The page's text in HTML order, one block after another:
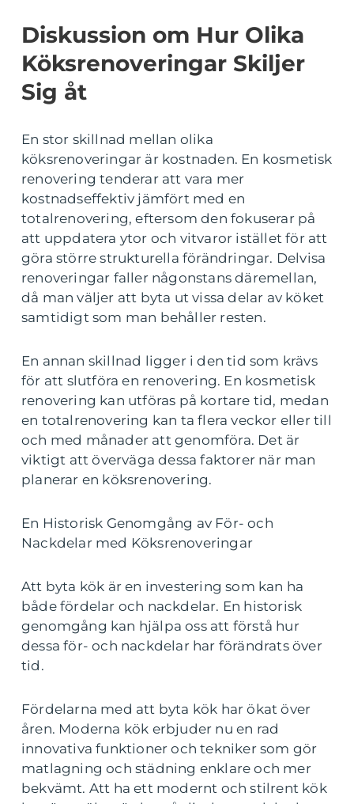
Diskussion om Hur Olika
Köksrenoveringar Skiljer
Sig åt
En stor skillnad mellan olika
köksrenoveringar är kostnaden. En kosmetisk
renovering tenderar att vara mer
kostnadseffektiv jämfört med en
totalrenovering, eftersom den fokuserar på
att uppdatera ytor och vitvaror istället för att
göra större strukturella förändringar. Delvisa
renoveringar faller någonstans däremellan,
då man väljer att byta ut vissa delar av köket
samtidigt som man behåller resten.
En annan skillnad ligger i den tid som krävs
för att slutföra en renovering. En kosmetisk
renovering kan utföras på kortare tid, medan
en totalrenovering kan ta flera veckor eller till
och med månader att genomföra. Det är
viktigt att överväga dessa faktorer när man
planerar en köksrenovering.
En Historisk Genomgång av För- och
Nackdelar med Köksrenoveringar
Att byta kök är en investering som kan ha
både fördelar och nackdelar. En historisk
genomgång kan hjälpa oss att förstå hur
dessa för- och nackdelar har förändrats över
tid.
Fördelarna med att byta kök har ökat över
åren. Moderna kök erbjuder nu en rad
innovativa funktioner och tekniker som gör
matlagning och städning enklare och mer
bekvämt. Att ha ett modernt och stilrent kök